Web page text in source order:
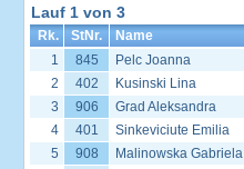
Lauf 1 von 3
Rk. StNr. Name
1
845 Pelc Joanna
2
402 Kusinski Lina
3
906 Grad Aleksandra
4
401 Sinkeviciute Emilia
5
908 Malinowska Gabriela